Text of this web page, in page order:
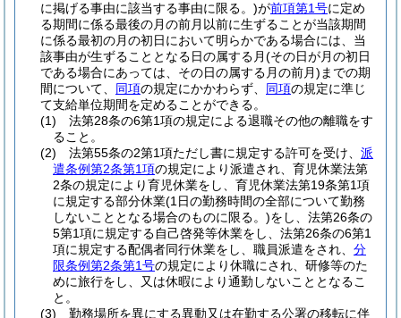
に掲げる事由に該当する事由に限る。)が前項第1号に定め
る期間に係る最後の月の前月以前に生ずることが当該期間
に係る最初の月の初日において明らかである場合には、当
該事由が生ずることとなる日の属する月(その日が月の初日
である場合にあっては、その日の属する月の前月) までの期
間について、 同項の規定にかかわらず、 同項の規定に準じ
て支給単位期間を定めることができる。
(1)
法第28条の6第1項の規定による退職その他の離職をす
ること。
(2)
法第55条の2第1項ただし書に規定する許可を受け、 派
遣条例第2条第1項の規定により派遣され、育児休業法第
2条の規定により育児休業をし、育児休業法第19条第1項
に規定する部分休業(1日の勤務時間の全部について勤務
しないこととなる場合のものに限る。)をし、法第26条の
5第1項に規定する自己啓発等休業をし、法第26条の6第1
項に規定する配偶者同行休業をし、職員派遣をされ、 分
限条例第2条第1号の規定により休職にされ、研修等のた
めに旅行をし、又は休暇により通勤しないこととなるこ
と。
(3)
勤務場所を異にする異動又は在勤する公署の移転に伴